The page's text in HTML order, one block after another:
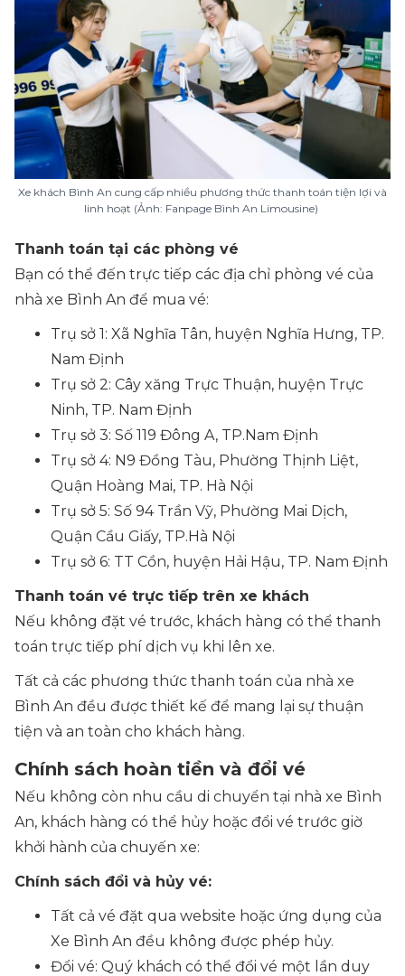
Xe khách Bình An cung cấp nhiều phương thức thanh toán tiện lợi và
linh hoạt (Ảnh: Fanpage Bình An Limousine)
Thanh toán tại các phòng vé
Bạn có thể đến trực tiếp các địa chỉ phòng vé của
nhà xe Bình An để mua vé:
Trụ sở 1: Xã Nghĩa Tân, huyện Nghĩa Hưng, TP.
Nam Định
Trụ sở 2: Cây xăng Trực Thuận, huyện Trực
Ninh, TP. Nam Định
Trụ sở 3: Số 119 Đông A, TP.Nam Định
Trụ sở 4: N9 Đồng Tàu, Phường Thịnh Liệt,
Quận Hoàng Mai, TP. Hà Nội
Trụ sở 5: Số 94 Trần Vỹ, Phường Mai Dịch,
Quận Cầu Giấy, TP.Hà Nội
Trụ sở 6: TT Cồn, huyện Hải Hậu, TP. Nam Định
Thanh toán vé trực tiếp trên xe khách
Nếu không đặt vé trước, khách hàng có thể thanh
toán trực tiếp phí dịch vụ khi lên xe.
Tất cả các phương thức thanh toán của nhà xe
Bình An đều được thiết kế để mang lại sự thuận
tiện và an toàn cho khách hàng.
Chính sách hoàn tiền và đổi vé
Nếu không còn nhu cầu di chuyển tại nhà xe Bình
An, khách hàng có thể hủy hoặc đổi vé trước giờ
khởi hành của chuyến xe:
Chính sách đổi và hủy vé:
Tất cả vé đặt qua website hoặc ứng dụng của
Xe Bình An đều không được phép hủy.
Đổi vé: Quý khách có thể đổi vé một lần duy